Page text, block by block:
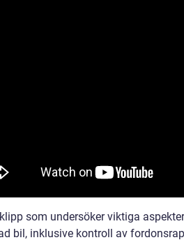
som undersöker viktiga
bil, inklusive kontroll av